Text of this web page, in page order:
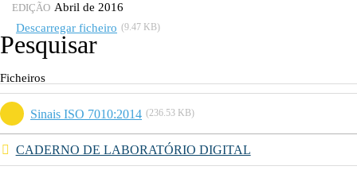
EDIÇÃO Abril de 2016
Descarregar ficheiro (9.47 KB)
Ficheiros
Sinais ISO 7010:2014 (236.53 KB)
CADERNO DE LABORATÓRIO DIGITAL